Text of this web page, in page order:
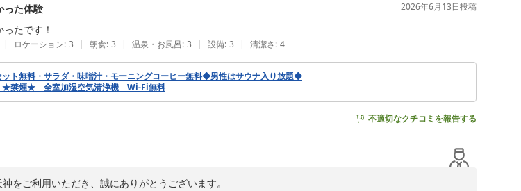
ぜひ当館をご利用ください。
しを心よりお待ちしております。
った体験 2026年6月13日投稿
たです！
| ロケーション: 3 | 朝食: 3 | 温泉・お風呂: 3 | 設備: 3 | 清潔さ: 4
ト無料・サラダ・味噌汁・モーニングコーヒー無料◆男性はサウナ入り放題◆
★禁煙★ 全室加湿空気清浄機 Wi-Fi無料
不適切なクチコミを報告する
をご利用いただき、誠にありがとうございます。